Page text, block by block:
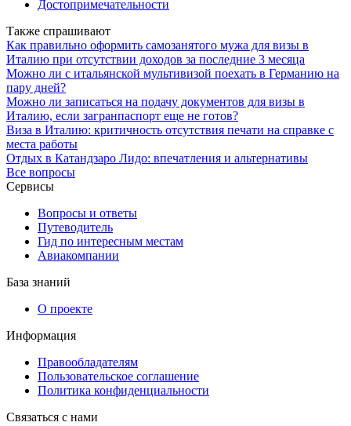
Достопримечательности
Также спрашивают
Как правильно оформить самозанятого мужа для визы в
Италию при отсутствии доходов за последние 3 месяца
Можно ли с итальянской мультивизой поехать в Германию на
пару дней?
Можно ли записаться на подачу документов для визы в
Италию, если загранпаспорт еще не готов?
Виза в Италию: критичность отсутствия печати на справке с
места работы
Отдых в Катандзаро Лидо: впечатления и альтернативы
Все вопросы
Сервисы
Вопросы и ответы
Путеводитель
Гид по интересным местам
Авиакомпании
База знаний
О проекте
Информация
Правообладателям
Пользовательское соглашение
Политика конфиденциальности
Связаться с нами